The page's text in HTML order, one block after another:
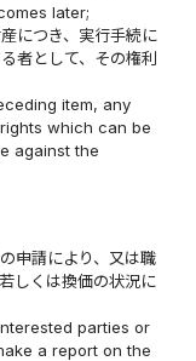
later;
につき、実行手続に
者として、その権利
item, any
which can be
against the
申請により、又は職
しくは換価の状況に
parties or
a report on the